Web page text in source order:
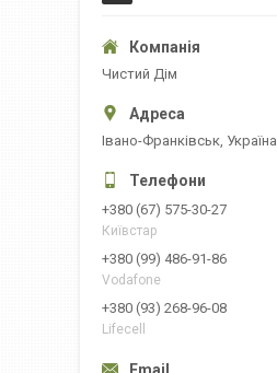
Чистий Дім
Івано-Франківськ, Україна
+380 (67) 575-30-27
Київстар
+380 (99) 486-91-86
Vodafone
+380 (93) 268-96-08
Lifecell